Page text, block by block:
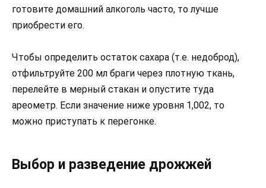
готовите домашний алкоголь часто, то лучше
приобрести его.
Чтобы определить остаток сахара (т.е. недоброд),
отфильтруйте 200 мл браги через плотную ткань,
перелейте в мерный стакан и опустите туда
ареометр. Если значение ниже уровня 1,002, то
можно приступать к перегонке.
Выбор и разведение дрожжей